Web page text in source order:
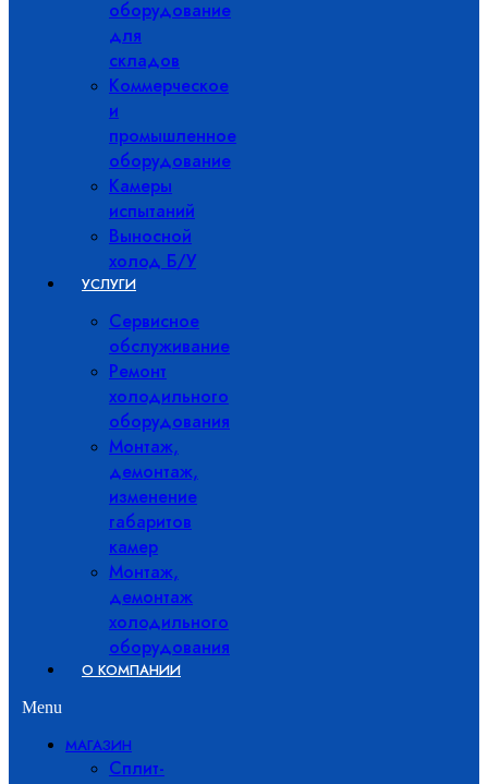
оборудование
для
складов
Коммерческое
и
промышленное
оборудование
Камеры
испытаний
Выносной
холод Б/У
УСЛУГИ
Сервисное
обслуживание
Ремонт
холодильного
оборудования
Монтаж,
демонтаж,
изменение
габаритов
камер
Монтаж,
демонтаж
холодильного
оборудования
О КОМПАНИИ
Menu
МАГАЗИН
Сплит-